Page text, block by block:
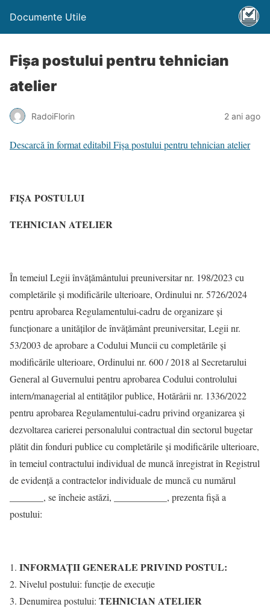
Documente Utile
Fișa postului pentru tehnician
atelier
RadoiFlorin 2 ani ago
Descarcă în format editabil Fișa postului pentru tehnician atelier
FIŞA POSTULUI
TEHNICIAN ATELIER
În temeiul Legii învăţământului preuniversitar nr. 198/2023 cu
completările și modificările ulterioare, Ordinului nr. 5726/2024
pentru aprobarea Regulamentului-cadru de organizare şi
funcţionare a unităţilor de învăţământ preuniversitar, Legii nr.
53/2003 de aprobare a Codului Muncii cu completările și
modificările ulterioare, Ordinului nr. 600 / 2018 al Secretarului
General al Guvernului pentru aprobarea Codului controlului
intern/managerial al entităţilor publice, Hotărârii nr. 1336/2022
pentru aprobarea Regulamentului-cadru privind organizarea şi
dezvoltarea carierei personalului contractual din sectorul bugetar
plătit din fonduri publice cu completările și modificările ulterioare,
în temeiul contractului individual de muncă înregistrat în Registrul
de evidenţă a contractelor individuale de muncă cu numărul
_______, se încheie astăzi, ___________, prezenta fişă a
postului:
INFORMAŢII GENERALE PRIVIND POSTUL:
Nivelul postului: funcție de execuție
Denumirea postului: TEHNICIAN ATELIER